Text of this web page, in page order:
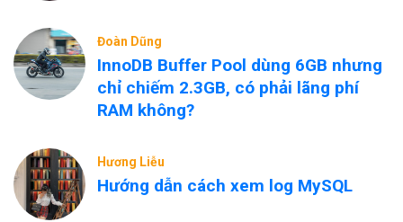
Đoàn Dũng
InnoDB Buffer Pool dùng 6GB nhưng
chỉ chiếm 2.3GB, có phải lãng phí
RAM không?
Hương Liễu
Hướng dẫn cách xem log MySQL